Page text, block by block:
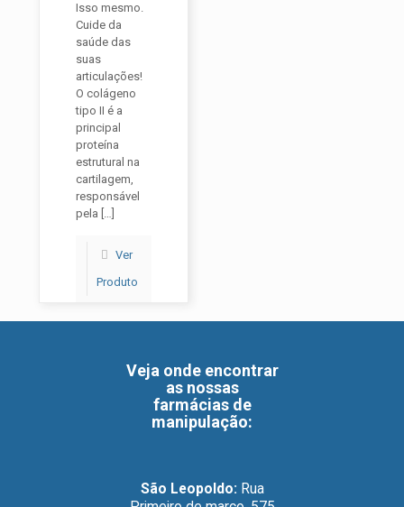
Isso mesmo.
Cuide da
saúde das
suas
articulações!
O colágeno
tipo II é a
principal
proteína
estrutural na
cartilagem,
responsável
pela […]
Ver
Produto
Veja onde encontrar
as nossas
farmácias de
manipulação:
São Leopoldo: Rua